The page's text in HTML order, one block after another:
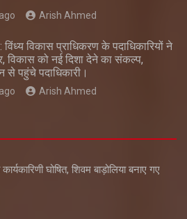
Arish Ahmed
विकास प्राधिकरण के पदाधिकारियों ने
विकास को नई दिशा देने का संकल्प,
से पहुंचे पदाधिकारी।
Arish Ahmed
घोषित, शिवम बाड़ोलिया बनाए गए